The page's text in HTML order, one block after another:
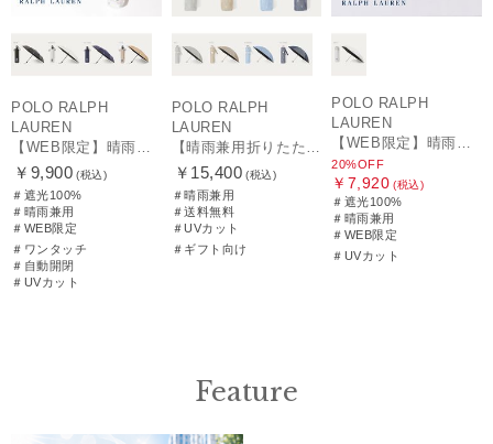
POLO RALPH
LAUREN
￥9,900 (税込)
＃遮光100%
＃晴雨兼用
＃WEB限定
＃ワンタッチ
＃自動開閉
＃UVカット
POLO RALPH
LAUREN
￥15,400 (税込)
＃晴雨兼用
＃送料無料
＃UVカット
＃ギフト向け
POLO RALPH
LAUREN
20%OFF
￥7,920 (税込)
＃遮光100%
＃晴雨兼用
＃WEB限定
＃UVカット
Feature